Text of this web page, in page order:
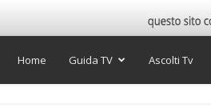
Super
Home Guida TV Ascolti Tv